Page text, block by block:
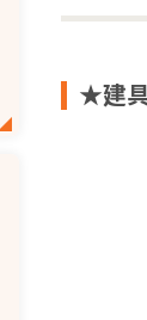
★建